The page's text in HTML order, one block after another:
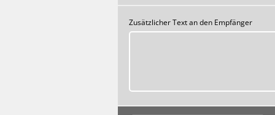
Zusätzlicher Text an den Empfänger